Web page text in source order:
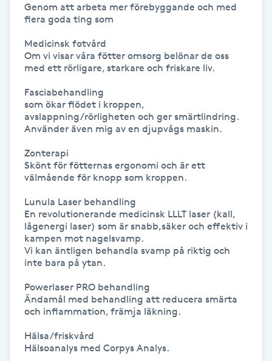
Herrklippning
HIFU
Hot Stone Massage
Hot yoga
Hudföryngring
Huduppstramning
Hudvård
Hyaluronsyra
Hypnos
Genom att arbeta mer förebyggande och med
flera goda ting som
Medicinsk fotvård
Om vi visar våra fötter omsorg belönar de oss
med ett rörligare, starkare och friskare liv.
Fasciabehandling
som ökar flödet i kroppen,
avslappning/rörligheten och ger smärtlindring.
Använder även mig av en djupvågs maskin.
Zonterapi
Skönt för fötternas ergonomi och är ett
välmående för knopp som kroppen.
Lunula Laser behandling
En revolutionerande medicinsk LLLT laser (kall,
lågenergi laser) som är snabb,säker och effektiv i
kampen mot nagelsvamp.
Vi kan äntligen behandla svamp på riktig och
inte bara på ytan.
Powerlaser PRO behandling
Ändamål med behandling att reducera smärta
och inflammation, främja läkning.
Hälsa/friskvård
Hälsoanalys med Corpys Analys.